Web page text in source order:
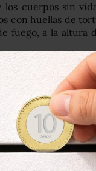
cuerpos sin
con huellas de
fuego, a la altura
el hallazgo
sitio donde
debido a la
el tercer cuerpo.